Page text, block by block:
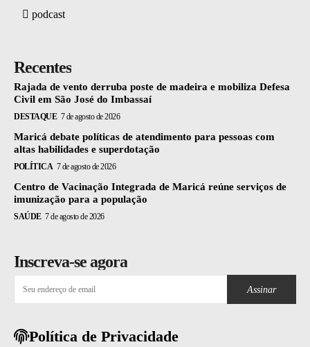
podcast
Recentes
Rajada de vento derruba poste de madeira e mobiliza Defesa
Civil em São José do Imbassaí
DESTAQUE 7 de agosto de 2026
Maricá debate políticas de atendimento para pessoas com
altas habilidades e superdotação
POLÍTICA 7 de agosto de 2026
Centro de Vacinação Integrada de Maricá reúne serviços de
imunização para a população
SAÚDE 7 de agosto de 2026
Inscreva-se agora
Assinar
Política de Privacidade